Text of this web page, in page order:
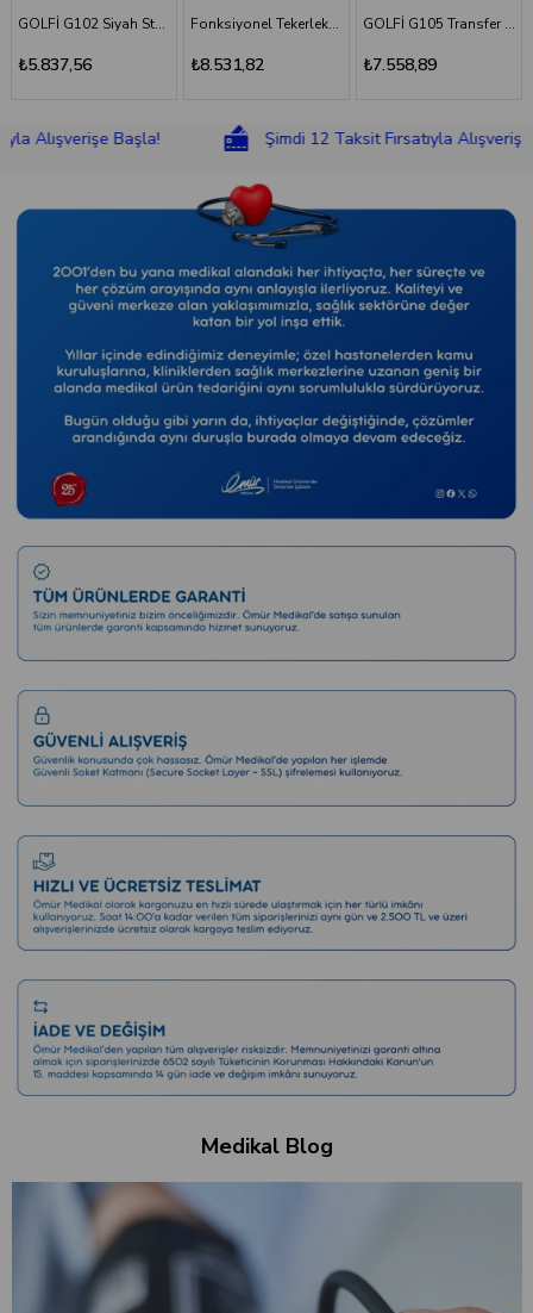
₺8.531,82
GOLFİ G105 Transfer Sandalyesi
₺7.558,89 ₺8.831,18
Başla! Şimdi 12 Taksit Fırsatıyla Alışverişe Başla!
Medikal Blog